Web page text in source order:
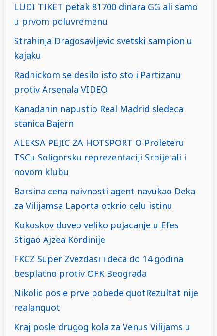
LUDI TIKET petak 81700 dinara GG ali samo
u prvom poluvremenu
Strahinja Dragosavljevic svetski sampion u
kajaku
Radnickom se desilo isto sto i Partizanu
protiv Arsenala VIDEO
Kanadanin napustio Real Madrid sledeca
stanica Bajern
ALEKSA PEJIC ZA HOTSPORT O Proleteru
TSCu Soligorsku reprezentaciji Srbije ali i
novom klubu
Barsina cena naivnosti agent navukao Deka
za Vilijamsa Laporta otkrio celu istinu
Kokoskov doveo veliko pojacanje u Efes
Stigao Ajzea Kordinije
FKCZ Super Zvezdasi i deca do 14 godina
besplatno protiv OFK Beograda
Nikolic posle prve pobede quotRezultat nije
realanquot
Kraj posle drugog kola za Venus Vilijams u